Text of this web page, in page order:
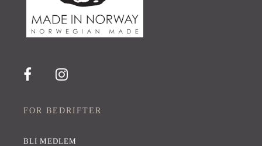
FOR BEDRIFTER
BLI MEDLEM